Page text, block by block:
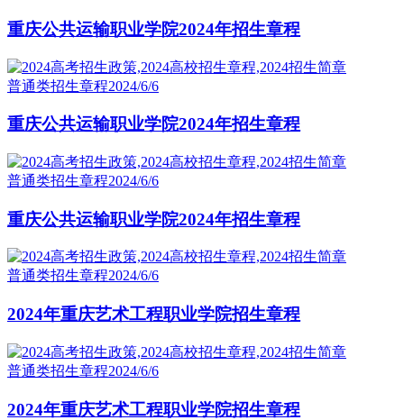
重庆公共运输职业学院2024年招生章程
普通类招生章程2024/6/6
重庆公共运输职业学院2024年招生章程
普通类招生章程2024/6/6
重庆公共运输职业学院2024年招生章程
普通类招生章程2024/6/6
2024年重庆艺术工程职业学院招生章程
普通类招生章程2024/6/6
2024年重庆艺术工程职业学院招生章程